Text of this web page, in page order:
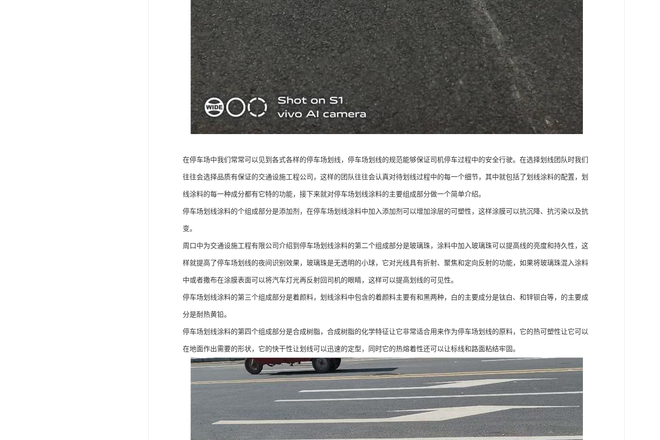
在停车场中我们常常可以见到各式各样的停车场划线，停车场划线的规范能够保证司机停车过程中的安全行驶。在选择划线团队时我们
往往会选择品质有保证的交通设施工程公司，这样的团队往往会认真对待划线过程中的每一个细节，其中就包括了划线涂料的配置，划
线涂料的每一种成分都有它特的功能，接下来就对停车场划线涂料的主要组成部分做一个简单介绍。
停车场划线涂料的个组成部分是添加剂，在停车场划线涂料中加入添加剂可以增加涂层的可塑性，这样涂膜可以抗沉降、抗污染以及抗
变。
周口中为交通设施工程有限公司介绍到停车场划线涂料的第二个组成部分是玻璃珠，涂料中加入玻璃珠可以提高线的亮度和持久性，这
样就提高了停车场划线的夜间识别效果，玻璃珠是无透明的小球，它对光线具有折射、聚焦和定向反射的功能，如果将玻璃珠混入涂料
中或者撒布在涂膜表面可以将汽车灯光再反射回司机的眼睛，这样可以提高划线的可见性。
停车场划线涂料的第三个组成部分是着颜料，划线涂料中包含的着颜料主要有和黑两种，白的主要成分是钛白、和锌钡白等，的主要成
分是耐热黄铅。
停车场划线涂料的第四个组成部分是合成树脂，合成树脂的化学特征让它非常适合用来作为停车场划线的原料，它的热可塑性让它可以
在地面作出需要的形状，它的快干性让划线可以迅速的定型，同时它的热熔着性还可以让标线和路面粘结牢固。